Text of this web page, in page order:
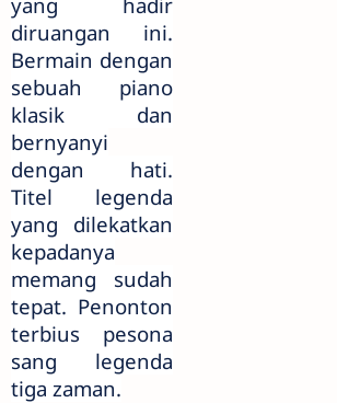
diruangan ini.
Bermain dengan
sebuah piano
klasik dan
bernyanyi
dengan hati.
Titel legenda
yang dilekatkan
kepadanya
memang sudah
tepat. Penonton
terbius pesona
sang legenda
tiga zaman.